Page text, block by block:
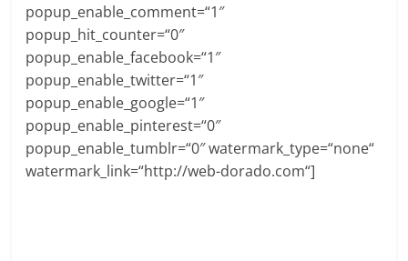
popup_enable_comment=“1″
popup_hit_counter=“0″
popup_enable_facebook=“1″
popup_enable_twitter=“1″
popup_enable_google=“1″
popup_enable_pinterest=“0″
popup_enable_tumblr=“0″ watermark_type=“none“
watermark_link=“http://web-dorado.com“]